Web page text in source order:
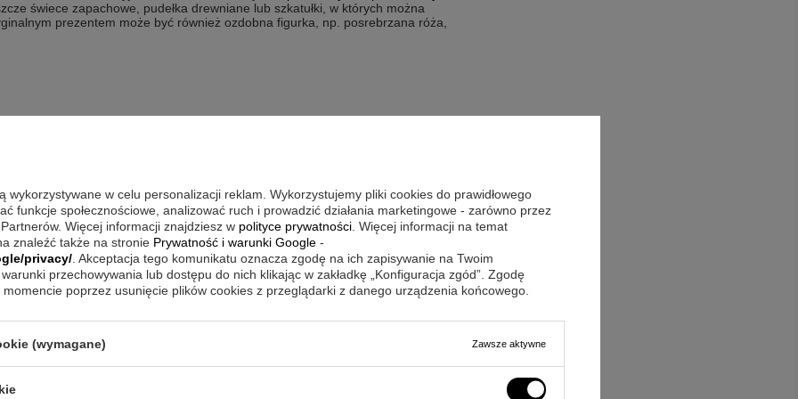
świece zapachowe, pudełka drewniane lub szkatułki, w których można
prezentem może być również ozdobna figurka, np. posrebrzana róża,
mężczyźnie. Spersonalizowane prezenty będą odpowiednie także dla panów i
powinny wziąć pod uwagę przede wszystkim
zawsze praktyczne. Który z mężczyzn nie chciałby dostać wspaniałego pióra
etui z dedykacją?
i do tego niezwykle efektowne są równieżbreloki do kluczyz osobistą dedykacją
grawerowane
papierośnice, jak również drobiazgi dla koneserów ekskluzywnych
na wino itd.
Zwykle takie podarunki kojarzą się z zabawkami lub klockami. Nic nie stoi jednak
i bardziej ekskluzywne niż zazwyczaj. Duże wrażenie zrobią na pewno wyjątkowe
nie tylko życzenia, ale i zdjęcie obdarowywanego malucha lub nawet całej rodziny.
wykorzystywane w celu personalizacji reklam. Wykorzystujemy pliki cookies do prawidłowego
funkcje społecznościowe, analizować ruch i prowadzić działania marketingowe - zarówno przez
Więcej informacji znajdziesz w polityce prywatności . Więcej informacji na temat
znaleźć także na stronie Prywatność i warunki Google -
privacy/ . Akceptacja tego komunikatu oznacza zgodę na ich zapisywanie na Twoim
przechowywania lub dostępu do nich klikając w zakładkę „Konfiguracja zgód”. Zgodę
poprzez usunięcie plików cookies z przeglądarki z danego urządzenia końcowego.
(wymagane) Zawsze aktywne